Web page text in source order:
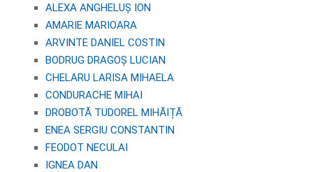
ALEXA ANGHELUȘ ION
AMARIE MARIOARA
ARVINTE DANIEL COSTIN
BODRUG DRAGOȘ LUCIAN
CHELARU LARISA MIHAELA
CONDURACHE MIHAI
DROBOTĂ TUDOREL MIHĂIȚĂ
ENEA SERGIU CONSTANTIN
FEODOT NECULAI
IGNEA DAN